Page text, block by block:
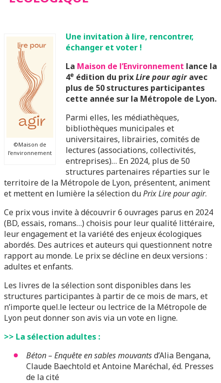
©Maison de
l’environnement
Une invitation à lire, rencontrer,
échanger et voter !
La Maison de l’Environnement lance la
4e édition du prixLire pour agiravec
plus de 50 structures participantes
cette année sur la Métropole de Lyon.
Parmi elles, les médiathèques,
bibliothèques municipales et
universitaires, librairies, comités de
lectures (associations, collectivités,
entreprises)… En 2024, plus de 50
structures partenaires réparties sur le
territoire de la Métropole de Lyon, présentent, animent
et mettent en lumière la sélection duPrix Lire pour agir.
Ce prix vous invite à découvrir 6 ouvrages parus en 2024
(BD, essais, romans…) choisis pour leur qualité littéraire,
leur engagement et la variété des enjeux écologiques
abordés. Des autrices et auteurs qui questionnent notre
rapport au monde. Le prix se décline en deux versions :
adultes et enfants.
Les livres de la sélection sont disponibles dans les
structures participantes à partir de ce mois de mars, et
n’importe quel.le lecteur ou lectrice de la Métropole de
Lyon peut donner son avis via un vote en ligne.
>> La sélection adultes :
Béton – Enquête en sables mouvantsd’Alia Bengana,
Claude Baechtold et Antoine Maréchal, éd. Presses
de la cité